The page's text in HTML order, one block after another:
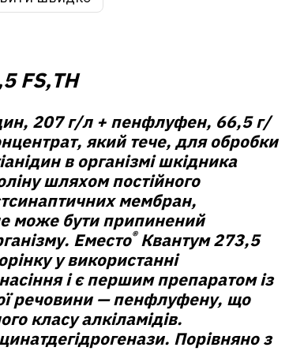
FS,ТН
207 г/л + пенфлуфен, 66,5 г/
який тече, для обробки
в організмі шкідника
шляхом постійного
мембран,
може бути припинений
Еместо®Квантум 273,5
у використанні
і є першим препаратом із
речовини — пенфлуфену, що
класу алкіламідів.
Порівняно з